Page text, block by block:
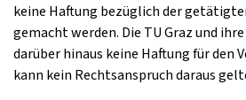
keine Haftung bezüglich der
gemacht werden. Die TU Graz und
darüber hinaus keine Haftung für den
kann kein Rechtsanspruch daraus